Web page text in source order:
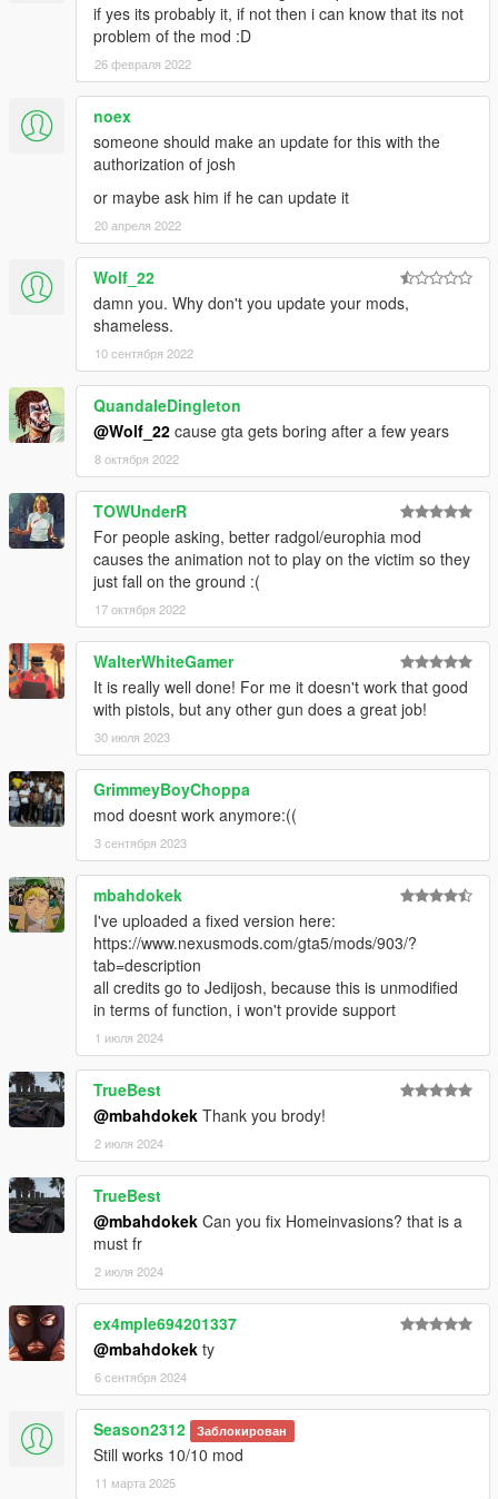
if yes its probably it, if not then i can know that its not
problem of the mod :D
26 февраля 2022
noex
someone should make an update for this with the
authorization of josh
or maybe ask him if he can update it
20 апреля 2022
Wolf_22
damn you. Why don't you update your mods,
shameless.
10 сентября 2022
QuandaleDingleton
@Wolf_22 cause gta gets boring after a few years
8 октября 2022
TOWUnderR
For people asking, better radgol/europhia mod
causes the animation not to play on the victim so they
just fall on the ground :(
17 октября 2022
WalterWhiteGamer
It is really well done! For me it doesn't work that good
with pistols, but any other gun does a great job!
30 июля 2023
GrimmeyBoyChoppa
mod doesnt work anymore:((
3 сентября 2023
mbahdokek
I've uploaded a fixed version here:
https://www.nexusmods.com/gta5/mods/903/?
tab=description
all credits go to Jedijosh, because this is unmodified
in terms of function, i won't provide support
1 июля 2024
TrueBest
@mbahdokek Thank you brody!
2 июля 2024
TrueBest
@mbahdokek Can you fix Homeinvasions? that is a
must fr
2 июля 2024
ex4mple694201337
@mbahdokek ty
6 сентября 2024
Season2312 Заблокирован
Still works 10/10 mod
11 марта 2025